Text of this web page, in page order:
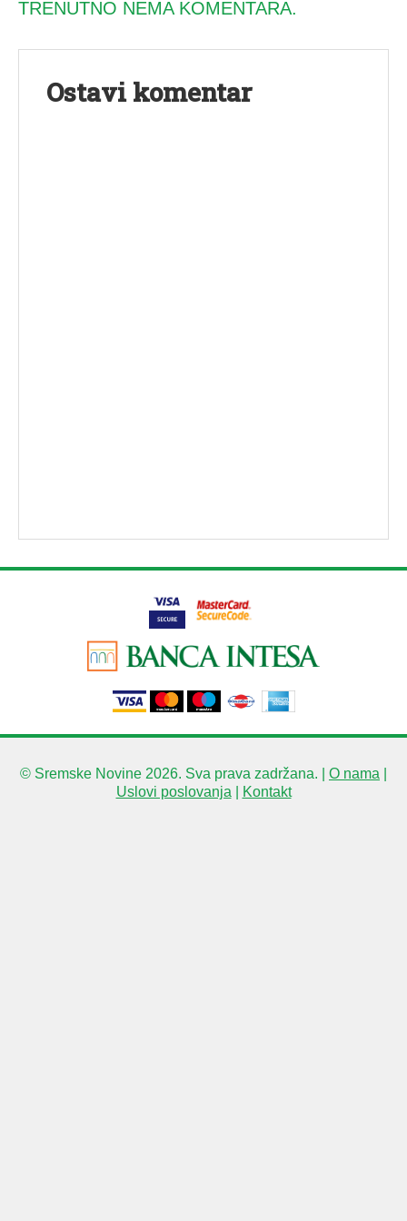
TRENUTNO NEMA KOMENTARA.
Ostavi komentar
© Sremske Novine 2026. Sva prava zadržana. | O nama
Uslovi poslovanja
Kontakt